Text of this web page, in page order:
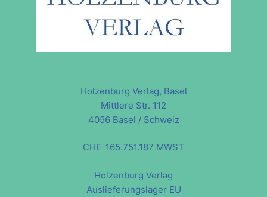
Holzenburg Verlag, Basel
Mittlere Str. 112
4056 Basel / Schweiz
CHE-165.751.187 MWST
Holzenburg Verlag
Auslieferungslager EU